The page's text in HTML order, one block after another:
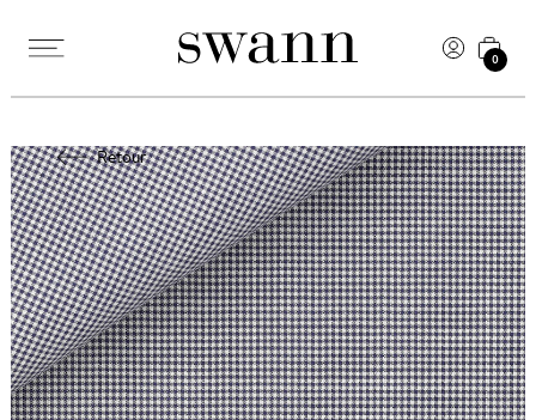
0
Retour